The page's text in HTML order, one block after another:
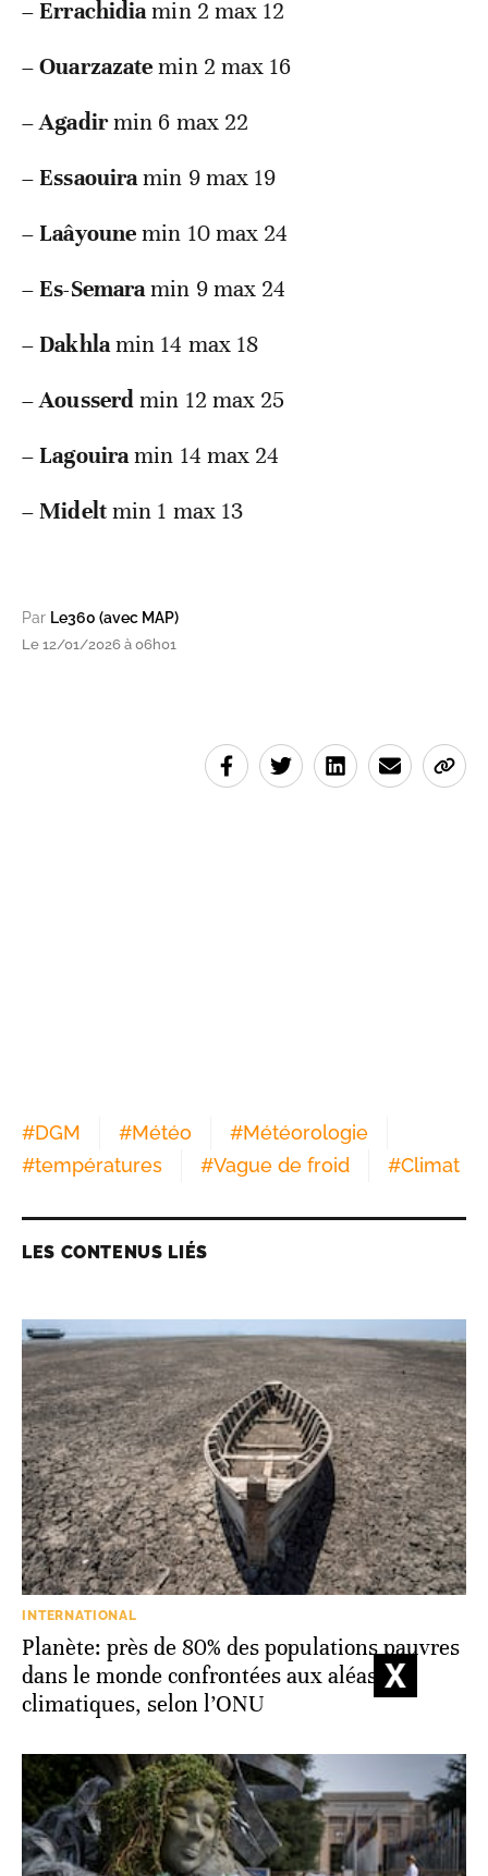
–Errachidiamin 2 max 12
–Ouarzazatemin 2 max 16
–Agadirmin 6 max 22
–Essaouiramin 9 max 19
–Laâyounemin 10 max 24
–Es-Semaramin 9 max 24
–Dakhlamin 14 max 18
–Aousserdmin 12 max 25
–Lagouiramin 14 max 24
–Mideltmin 1 max 13
Par Le360 (avec MAP)
Le 12/01/2026 à 06h01
#DGM #Météo #Météorologie
#températures #Vague de froid #Climat
LES CONTENUS LIÉS
INTERNATIONAL
Planète: près de 80% des populations pauvres
dans le monde confrontées aux aléas
climatiques, selon l’ONU